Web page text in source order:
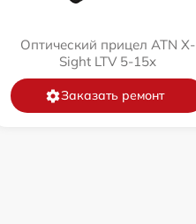
Оптический прицел ATN X-
Sight LTV 5-15x
Заказать ремонт